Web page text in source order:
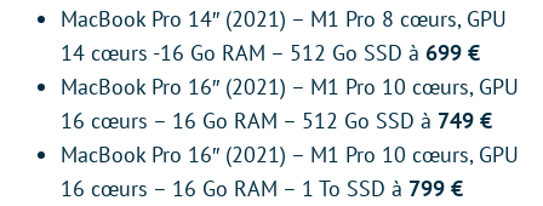
MacBook Pro 14″ (2021) – M1 Pro 8 cœurs, GPU
14 cœurs -16 Go RAM – 512 Go SSD à 699 €
MacBook Pro 16″ (2021) – M1 Pro 10 cœurs, GPU
16 cœurs – 16 Go RAM – 512 Go SSD à 749 €
MacBook Pro 16″ (2021) – M1 Pro 10 cœurs, GPU
16 cœurs – 16 Go RAM – 1 To SSD à 799 €